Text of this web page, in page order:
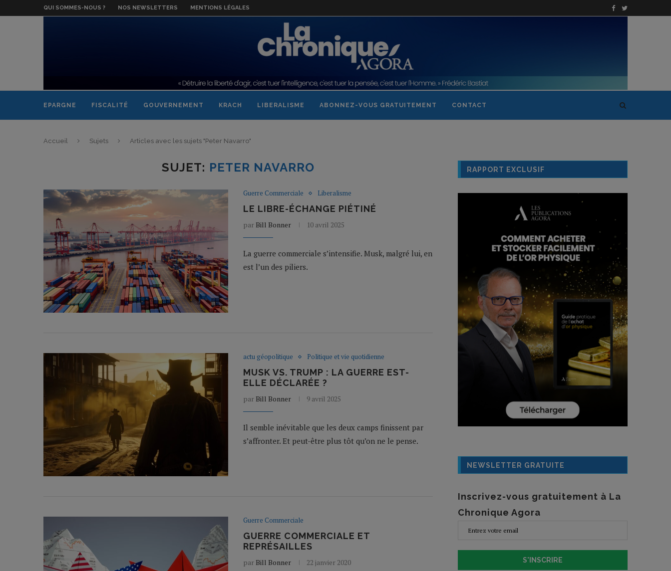
QUI SOMMES-NOUS ? NOS NEWSLETTERS MENTIONS LÉGALES
EPARGNE FISCALITÉ GOUVERNEMENT KRACH LIBERALISME ABONNEZ-VOUS GRATUITEMENT CONTACT
Accueil Sujets Articles avec les sujets "Peter Navarro"
SUJET: PETER NAVARRO
Guerre Commerciale Liberalisme
LE LIBRE-ÉCHANGE PIÉTINÉ
par Bill Bonner 10 avril 2025
La guerre commerciale s’intensifie. Musk, malgré lui, en
est l’un des piliers.
actu géopolitique Politique et vie quotidienne
MUSK VS. TRUMP : LA GUERRE EST-
ELLE DÉCLARÉE ?
par Bill Bonner 9 avril 2025
Il semble inévitable que les deux camps finissent par
s’affronter. Et peut-être plus tôt qu’on ne le pense.
Guerre Commerciale
GUERRE COMMERCIALE ET
REPRÉSAILLES
par Bill Bonner 22 janvier 2020
RAPPORT EXCLUSIF
NEWSLETTER GRATUITE
Inscrivez-vous gratuitement à La
Chronique Agora
S'INSCRIRE